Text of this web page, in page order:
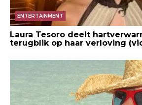
ENTERTAINMENT
Laura Tesoro deelt
terugblik op haar verloving